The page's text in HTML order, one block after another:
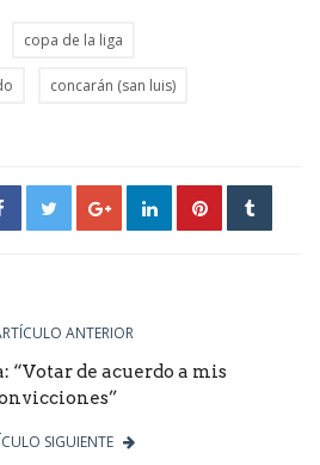
copa de la liga
concarán (san luis)
ANTERIOR
“Votar de acuerdo a mis
SIGUIENTE